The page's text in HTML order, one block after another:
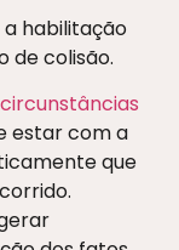
habilitação
de colisão.
estar com a
que